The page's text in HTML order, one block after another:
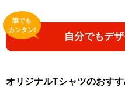
自分でもデ
誰でも
カンタン!
オリジナルTシャツのおす